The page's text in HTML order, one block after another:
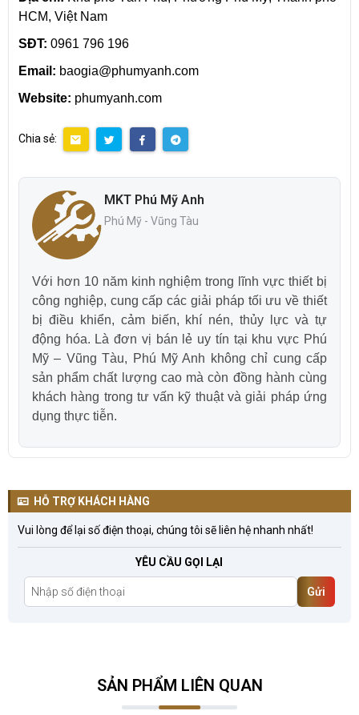
HCM, Việt Nam
SĐT: 0961 796 196
Email: baogia@phumyanh.com
Website: phumyanh.com
Chia sẻ:
MKT Phú Mỹ Anh
Phú Mỹ - Vũng Tàu
Với hơn 10 năm kinh nghiệm trong lĩnh vực thiết bị
công nghiệp, cung cấp các giải pháp tối ưu về thiết
bị điều khiển, cảm biến, khí nén, thủy lực và tự
động hóa. Là đơn vị bán lẻ uy tín tại khu vực Phú
Mỹ – Vũng Tàu, Phú Mỹ Anh không chỉ cung cấp
sản phẩm chất lượng cao mà còn đồng hành cùng
khách hàng trong tư vấn kỹ thuật và giải pháp ứng
dụng thực tiễn.
HỖ TRỢ KHÁCH HÀNG
Vui lòng để lại số điện thoại, chúng tôi sẽ liên hệ nhanh nhất!
YÊU CẦU GỌI LẠI
Gửi
SẢN PHẨM LIÊN QUAN